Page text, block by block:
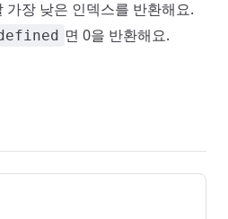
가장 낮은 인덱스를 반환해요.
면 0을 반환해요.